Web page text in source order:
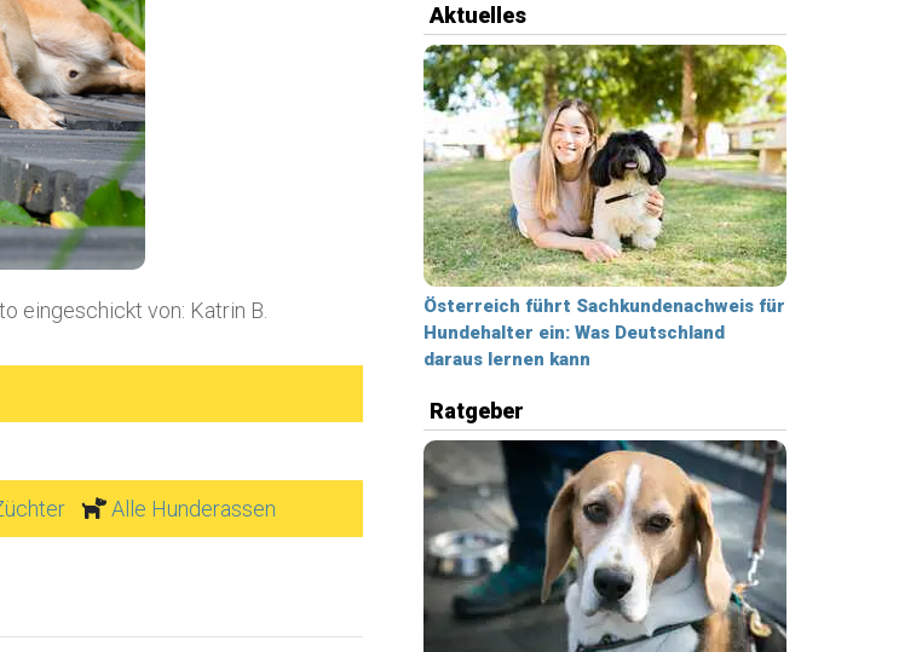
eingeschickt von: Katrin B.
Alle Hunderassen
Aktuelles
Österreich führt Sachkundenachweis für
Hundehalter ein: Was Deutschland
daraus lernen kann
Ratgeber